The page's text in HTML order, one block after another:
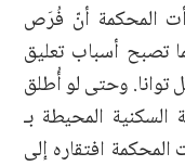
المحكمة أنّ فُرَص
تصبح أسباب تعليق
توانا. وحتى لو أُطلق
المحيطة بـ
افتقاره إلى